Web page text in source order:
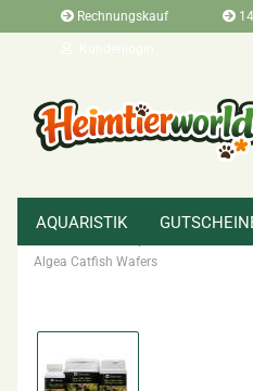
Rechnungskauf
AQUARISTIK
Algea Catfish Wafers